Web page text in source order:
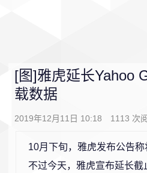
[图]雅虎延长Yahoo
载数据
2019年12月11日 10:18 1113 次
10月下旬，雅虎发布公告
不过今天，雅虎宣布延长